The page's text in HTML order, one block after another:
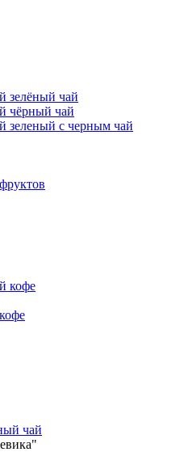
зелёный чай
чёрный чай
зеленый с черным чай
кофе
чай